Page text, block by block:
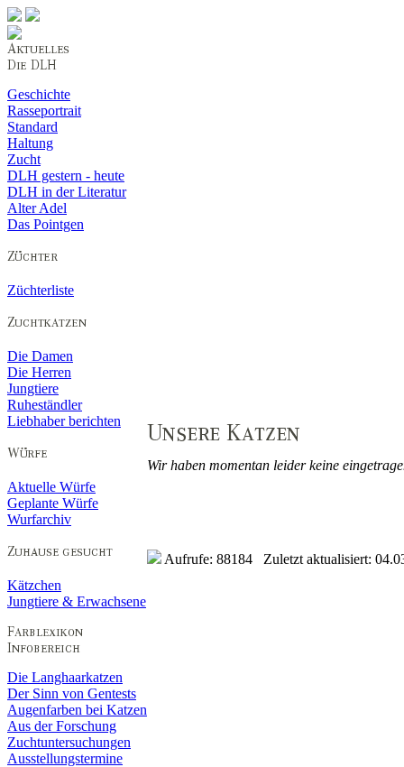
Geschichte
Rasseportrait
Standard
Haltung
Zucht
DLH gestern - heute
DLH in der Literatur
Alter Adel
Das Pointgen
Züchterliste
Die Damen
Die Herren
Jungtiere
Ruheständler
Liebhaber berichten
Aktuelle Würfe
Geplante Würfe
Wurfarchiv
Kätzchen
Jungtiere & Erwachsene
Die Langhaarkatzen
Der Sinn von Gentests
Augenfarben bei Katzen
Aus der Forschung
Zuchtuntersuchungen
Ausstellungstermine
Wir haben momentan leider keine
Aufrufe: 88184 Zuletzt aktualisiert: